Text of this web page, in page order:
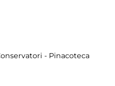
- Pinacoteca